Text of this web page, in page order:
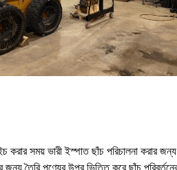
করার সময় ভারী ইস্পাত ছাঁচ পরিচালনা করার জন্য